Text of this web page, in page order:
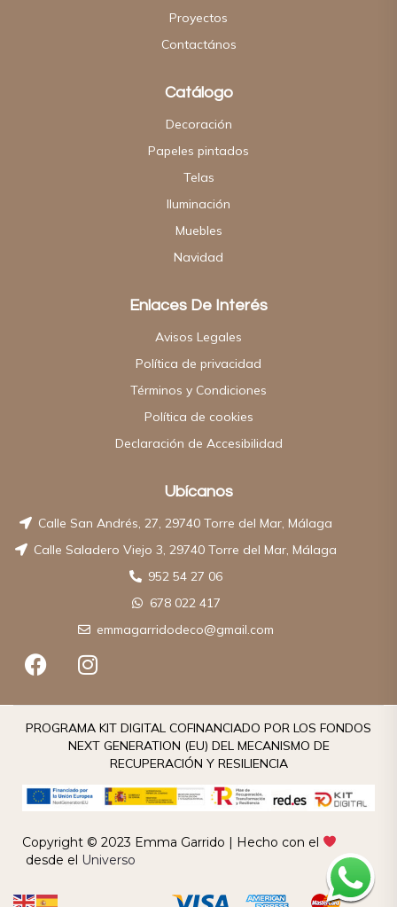
Proyectos
Contactános
Catálogo
Decoración
Papeles pintados
Telas
Iluminación
Muebles
Navidad
Enlaces De Interés
Avisos Legales
Política de privacidad
Términos y Condiciones
Política de cookies
Declaración de Accesibilidad
Ubícanos
Calle San Andrés, 27, 29740 Torre del Mar, Málaga
Calle Saladero Viejo 3, 29740 Torre del Mar, Málaga
952 54 27 06
678 022 417
emmagarridodeco@gmail.com
PROGRAMA KIT DIGITAL COFINANCIADO POR LOS FONDOS
NEXT GENERATION (EU) DEL MECANISMO DE
RECUPERACIÓN Y RESILIENCIA
Copyright © 2023 Emma Garrido | Hecho con el
desde el Universo